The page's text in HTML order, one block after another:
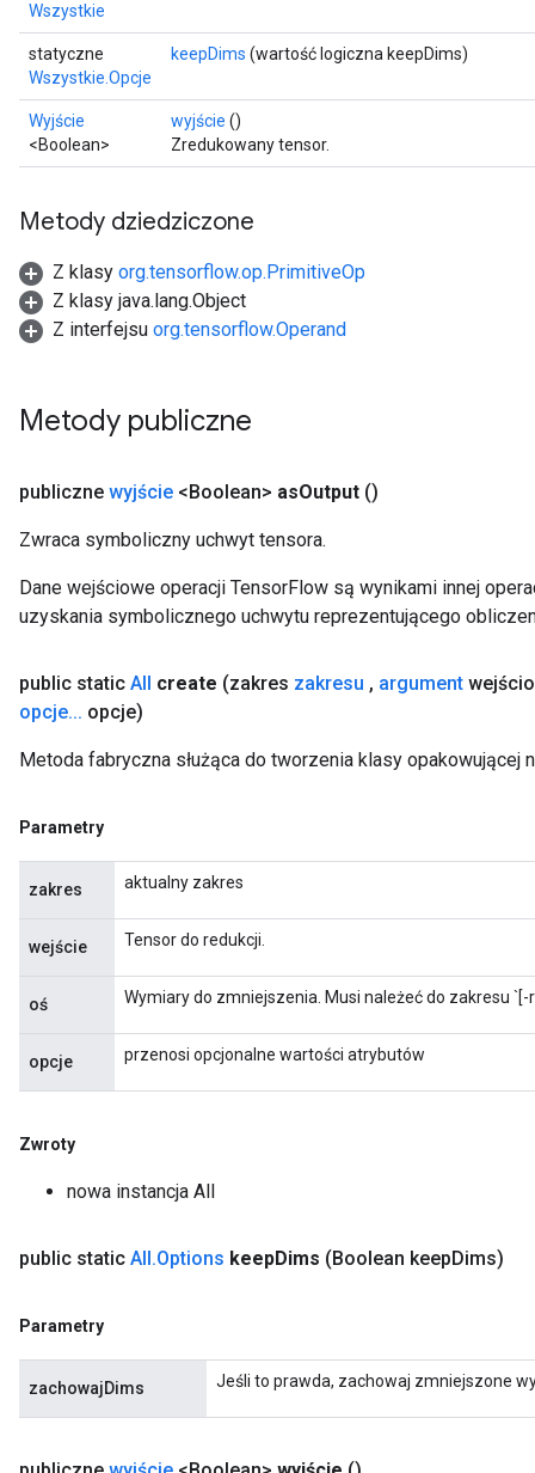
Wszystkie
statyczne
Wszystkie.Opcje
keepDims (wartość logiczna keepDims)
Wyjście
<Boolean>
wyjście ()
Zredukowany tensor.
Metody dziedziczone
Z klasy org.tensorflow.op.PrimitiveOp
Z klasy java.lang.Object
Z interfejsu org.tensorflow.Operand
Metody publiczne
publiczne wyjście <Boolean> asOutput ()
Zwraca symboliczny uchwyt tensora.
Dane wejściowe operacji TensorFlow są wynikami innej
uzyskania symbolicznego uchwytu reprezentującego
public static All create (zakres zakresu , argument
opcje... opcje)
Metoda fabryczna służąca do tworzenia klasy opakowującej
Parametry
zakres aktualny zakres
wejście Tensor do redukcji.
oś Wymiary do zmniejszenia. Musi należeć do zakresu
opcje przenosi opcjonalne wartości atrybutów
Zwroty
nowa instancja All
public static All.Options keepDims (Boolean keepDims)
Parametry
zachowajDims Jeśli to prawda, zachowaj zmniejszone